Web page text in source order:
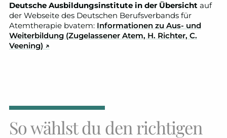
Deutsche Ausbildungsinstitute in der Übersicht auf
der Webseite des Deutschen Berufsverbands für
Atemtherapie bvatem: Informationen zu Aus- und
Weiterbildung (Zugelassener Atem, H. Richter, C.
Veening) ↗
So wählst du den richtigen